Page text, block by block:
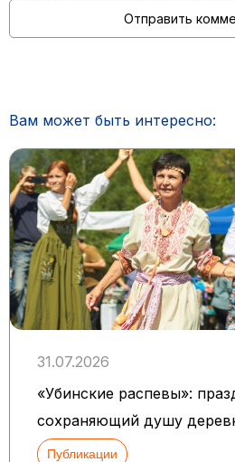
Вам может быть интересно:
31.07.2026
«Убинские распевы»:
сохраняющий душу
Публикации